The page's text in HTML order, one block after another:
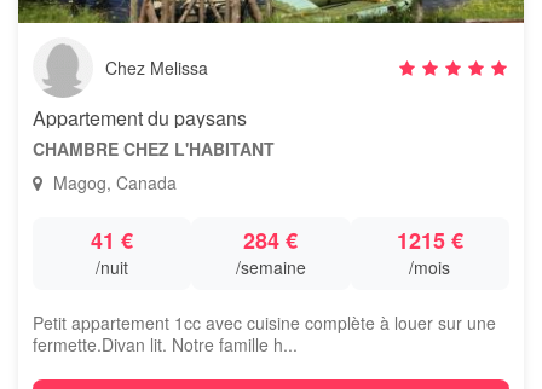
Chez Melissa
Appartement du paysans
CHAMBRE CHEZ L'HABITANT
Magog, Canada
41 €
/nuit
284 €
/semaine
1215 €
/mois
Petit appartement 1cc avec cuisine complète à louer sur une
fermette.Divan lit. Notre famille h...